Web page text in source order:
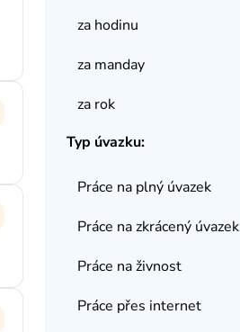
za hodinu
za manday
za rok
Typ úvazku:
Práce na plný úvazek
Práce na zkrácený úvazek
Práce na živnost
Práce přes internet